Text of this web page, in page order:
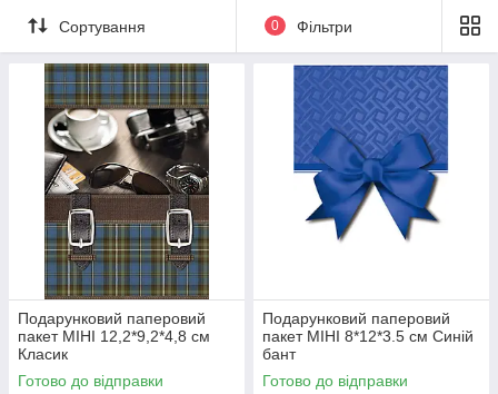
Сортування 0 Фільтри
Подарунковий паперовий
пакет МІНІ 12,2*9,2*4,8 см
Класик
Готово до відправки
Подарунковий паперовий
пакет МІНІ 8*12*3.5 см Синій
бант
Готово до відправки